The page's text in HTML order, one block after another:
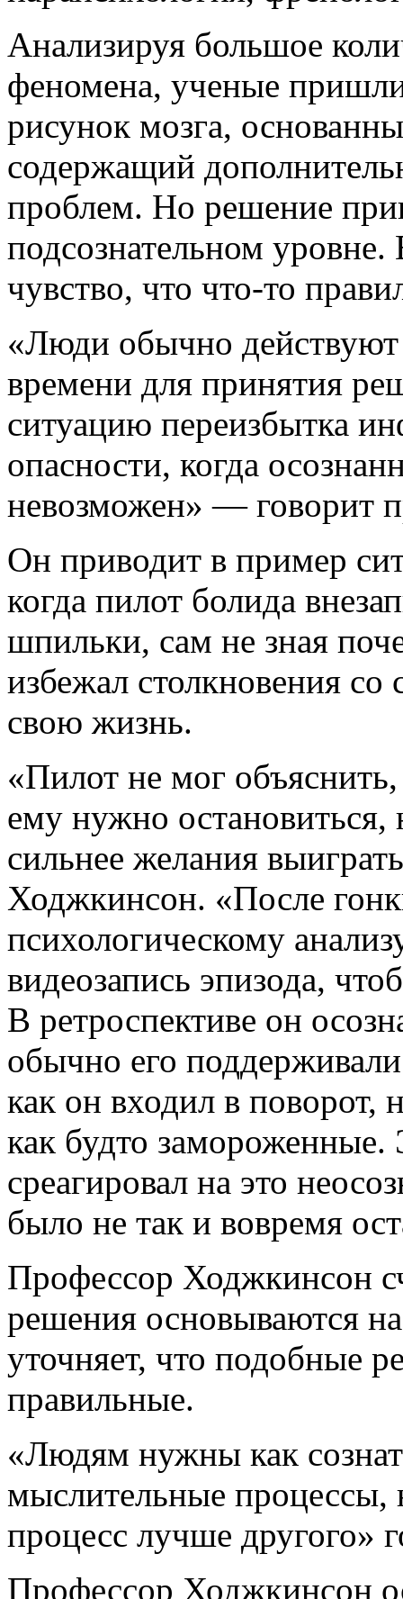
Анализируя большое
феномена, ученые
рисунок мозга,
содержащий
проблем. Но решение
подсознательном
чувство, что что-то
«Люди обычно
времени для принятия
ситуацию переизбытка
опасности, когда
невозможен» — говорит
Он приводит в пример
когда пилот болида
шпильки, сам не зная
избежал столкновения
свою жизнь.
«Пилот не мог
ему нужно остановиться,
сильнее желания
Ходжкинсон. «После
психологическому
видеозапись эпизода,
В ретроспективе он
обычно его
как он входил в поворот,
как будто
среагировал на это
было не так и вовремя
Профессор Ходжкинсон
решения основываются
уточняет, что подобные
правильные.
«Людям нужны как
мыслительные процессы,
процесс лучше другого»
Профессор Ходжкинсон